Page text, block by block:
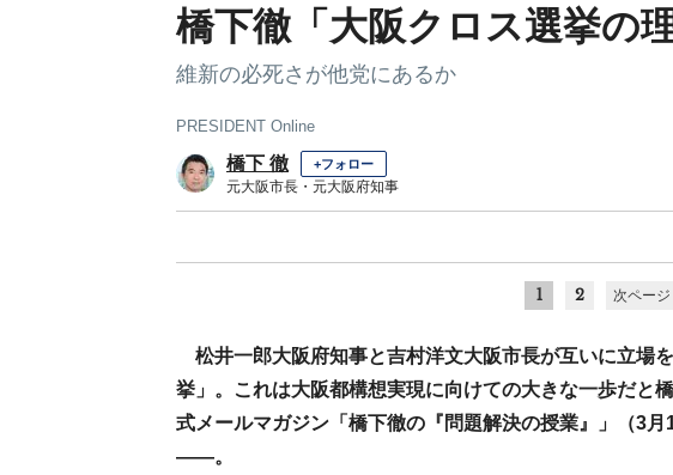
橋下徹「大阪クロス選挙の
維新の必死さが他党にあるか
PRESIDENT Online
橋下 徹 +フォロー
元大阪市長・元大阪府知事
1 2 次ページ
松井一郎大阪府知事と吉村洋文大阪市長が互いに立場
挙」。これは大阪都構想実現に向けての大きな一歩だと
式メールマガジン「橋下徹の『問題解決の授業』」（3
――。